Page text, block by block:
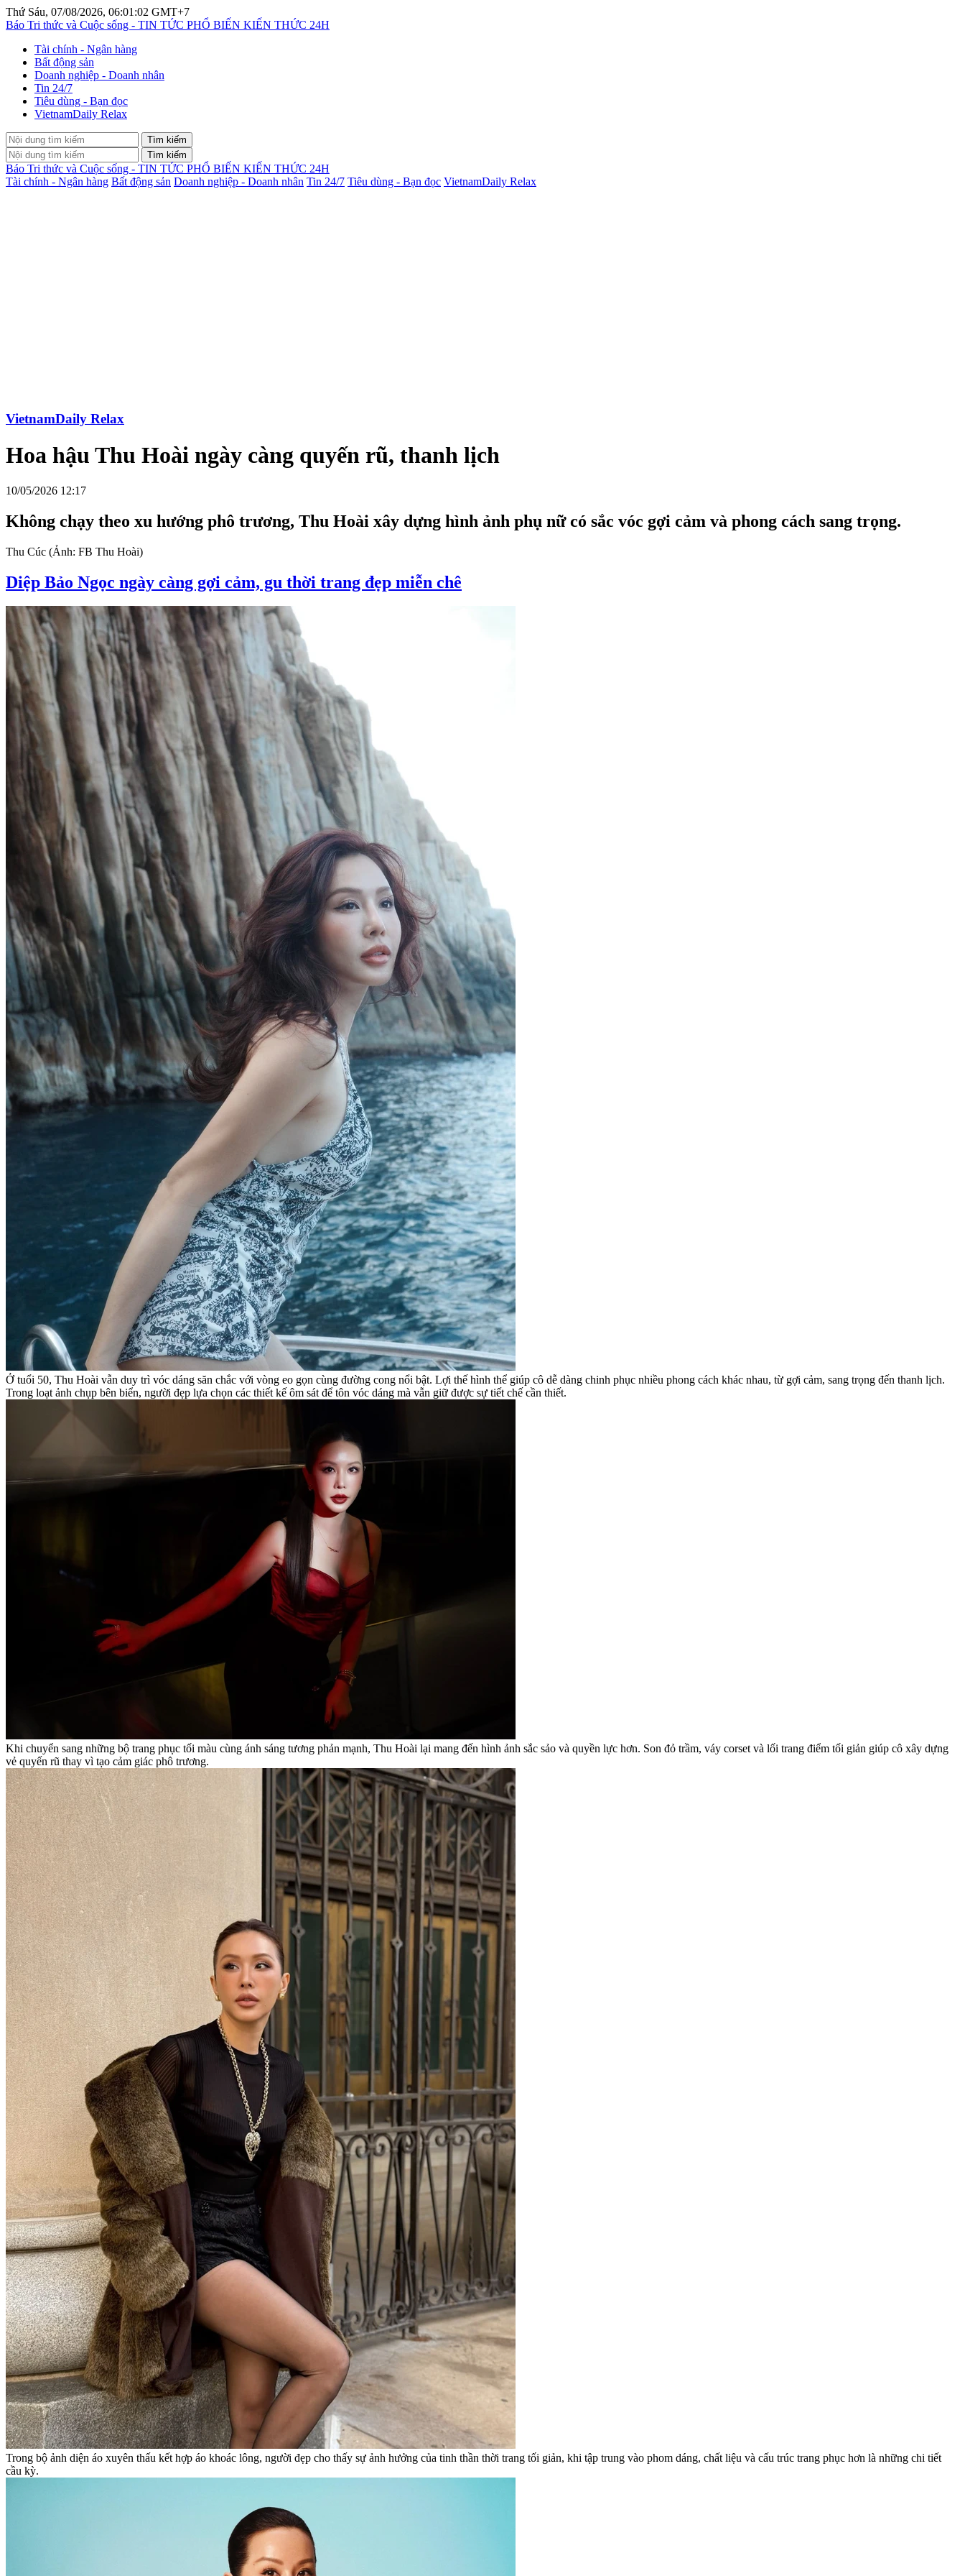
Thứ Sáu, 07/08/2026, 06:01:02 GMT+7
Báo Tri thức và Cuộc sống - TIN TỨC PHỔ BIẾN KIẾN THỨC 24H
Tài chính - Ngân hàng
Bất động sản
Doanh nghiệp - Doanh nhân
Tin 24/7
Tiêu dùng - Bạn đọc
VietnamDaily Relax
Tìm kiếm
Tìm kiếm
Báo Tri thức và Cuộc sống - TIN TỨC PHỔ BIẾN KIẾN THỨC 24H
Tài chính - Ngân hàng Bất động sản Doanh nghiệp - Doanh nhân Tin 24/7 Tiêu dùng - Bạn đọc VietnamDaily Relax
VietnamDaily Relax
Hoa hậu Thu Hoài ngày càng quyến rũ, thanh lịch
10/05/2026 12:17
Không chạy theo xu hướng phô trương, Thu Hoài xây dựng hình ảnh phụ nữ có sắc vóc gợi cảm và phong cách sang trọng.
Thu Cúc (Ảnh: FB Thu Hoài)
Diệp Bảo Ngọc ngày càng gợi cảm, gu thời trang đẹp miễn chê
Ở tuổi 50, Thu Hoài vẫn duy trì vóc dáng săn chắc với vòng eo gọn cùng đường cong nổi bật. Lợi thế hình thể giúp cô dễ dàng chinh phục nhiều phong cách khác nhau, từ gợi cảm, sang trọng đến thanh lịch.
Trong loạt ảnh chụp bên biển, người đẹp lựa chọn các thiết kế ôm sát để tôn vóc dáng mà vẫn giữ được sự tiết chế cần thiết.
Khi chuyển sang những bộ trang phục tối màu cùng ánh sáng tương phản mạnh, Thu Hoài lại mang đến hình ảnh sắc sảo và quyền lực hơn. Son đỏ trầm, váy corset và lối trang điểm tối giản giúp cô xây dựng
vẻ quyến rũ thay vì tạo cảm giác phô trương.
Trong bộ ảnh diện áo xuyên thấu kết hợp áo khoác lông, người đẹp cho thấy sự ảnh hưởng của tinh thần thời trang tối giản, khi tập trung vào phom dáng, chất liệu và cấu trúc trang phục hơn là những chi tiết
cầu kỳ.